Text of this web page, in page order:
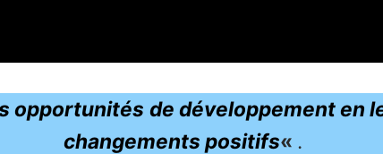
opportunités de développement en
changements positifs« .